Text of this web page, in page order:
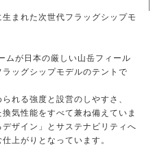
生まれた次世代フラッグシップモ
が日本の厳しい山岳フィール
ッグシップモデルのテントで
れる強度と設営のしやすさ、
気性能をすべて兼ね備えていま
ザイン」とサステナビリティへ
上がりとなっています。